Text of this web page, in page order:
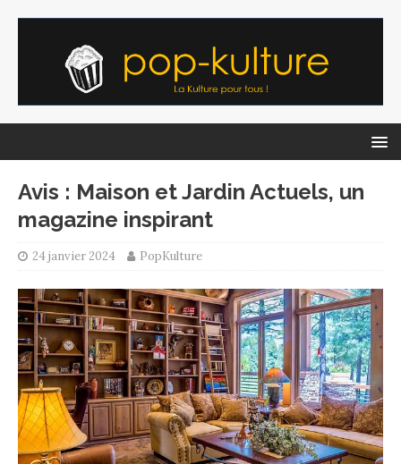
Avis : Maison et Jardin Actuels, un
magazine inspirant
24 janvier 2024 PopKulture